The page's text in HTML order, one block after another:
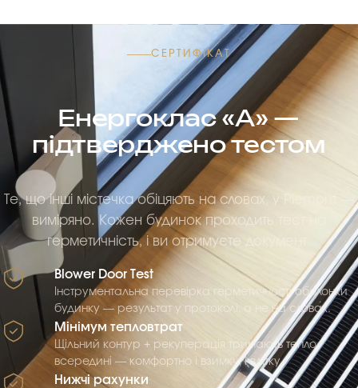
СЕРТИФІКАТ
Енергоклас «А» —
підтверджено тестом
Те, що інші містечка обіцяють на словах, у Piemont —
виміряно. Кожен будинок проходить тест на
герметичність, і ви отримуєте документ.
Blower Door Test
Інструментальна перевірка герметичності оболонки
будинку — результат у протоколі, а не на словах.
Мінімум тепловтрат
Щільний контур + рекуперація тримають тепло
всередині — комфортно і взимку, і влітку.
Нижчі рахунки